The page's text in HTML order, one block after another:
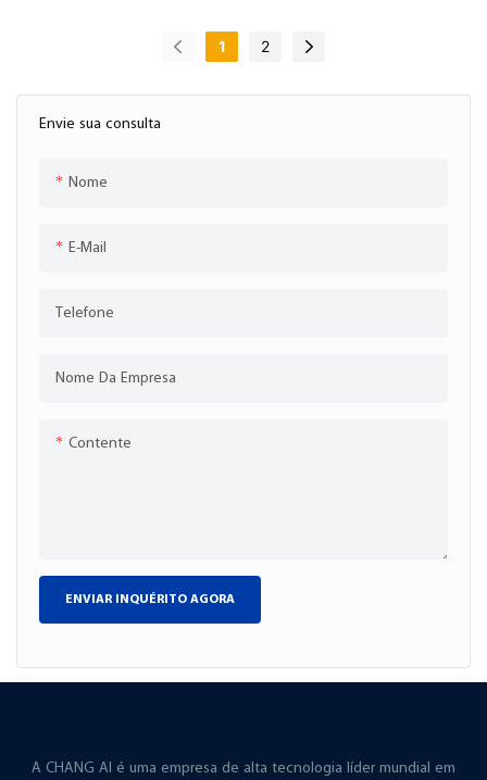
Envie sua consulta
Nome
E-Mail
Telefone
Nome Da Empresa
Contente
ENVIAR INQUÉRITO AGORA
interferência cruzada, estável e
alta confiabilidade;
1 2
A CHANG AI é uma empresa de alta tecnologia líder mundial em